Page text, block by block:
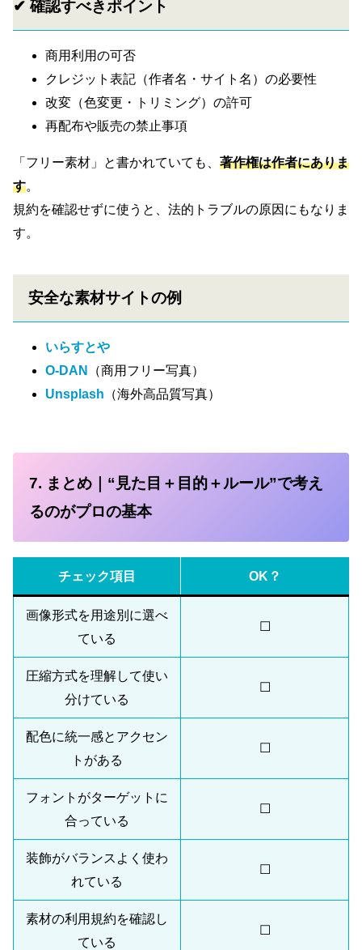
✔ 確認すべきポイント
商用利用の可否
クレジット表記（作者名・サイト名）の必要性
改変（色変更・トリミング）の許可
再配布や販売の禁止事項
「フリー素材」と書かれていても、 著作権は作者にありま
す。
規約を確認せずに使うと、法的トラブルの原因にもなりま
す。
安全な素材サイトの例
いらすとや
O-DAN
（商用フリー写真）
Unsplash （海外高品質写真）
7. まとめ｜“見た目＋目的＋ルール”で考え
るのがプロの基本
チェック項目 OK？
画像形式を用途別に選べ
ている
☐
圧縮方式を理解して使い
分けている
☐
配色に統一感とアクセン
トがある
☐
フォントがターゲットに
合っている
☐
装飾がバランスよく使わ
れている
☐
素材の利用規約を確認し
ている
☐